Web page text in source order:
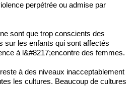
perpétrée ou admise par
sont que trop conscients des
sur les enfants qui sont affectés
à l&#8217;encontre des femmes.
à des niveaux inacceptablement
les cultures. Beaucoup de cultures